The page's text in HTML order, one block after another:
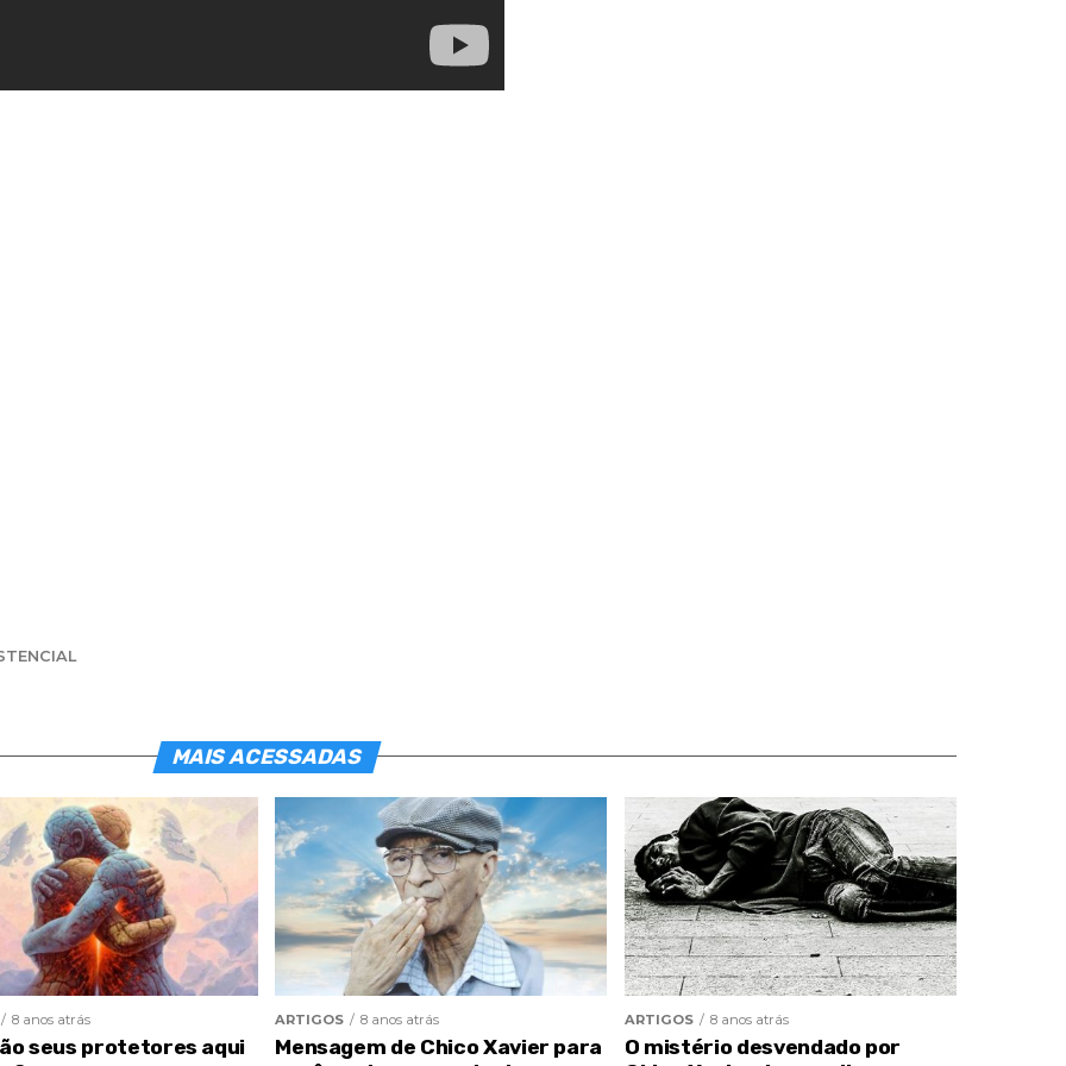
MAIS ACESSADAS
8 anos atrás
seus protetores aqui
ARTIGOS 8 anos atrás
Mensagem de Chico Xavier para
ARTIGOS 8 anos atrás
O mistério desvendado por